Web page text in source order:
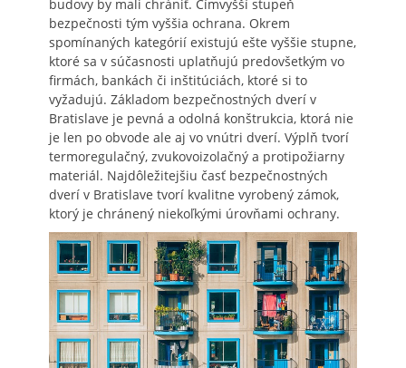
budovy by mali chrániť. Čímvyšší stupeň
bezpečnosti tým vyššia ochrana. Okrem
spomínaných kategórií existujú ešte vyššie stupne,
ktoré sa v súčasnosti uplatňujú predovšetkým vo
firmách, bankách či inštitúciách, ktoré si to
vyžadujú. Základom bezpečnostných dverí v
Bratislave je pevná a odolná konštrukcia, ktorá nie
je len po obvode ale aj vo vnútri dverí. Výplň tvorí
termoregulačný, zvukovoizolačný a protipožiarny
materiál. Najdôležitejšiu časť bezpečnostných
dverí v Bratislave tvorí kvalitne vyrobený zámok,
ktorý je chránený niekoľkými úrovňami ochrany.